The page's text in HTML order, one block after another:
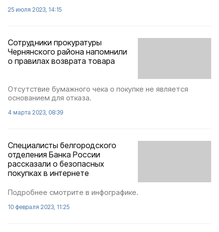
25 июля 2023, 14:15
Сотрудники прокуратуры
Чернянского района напомнили
о правилах возврата товара
Отсутствие бумажного чека о покупке не является
основанием для отказа.
4 марта 2023, 08:39
Специалисты белгородского
отделения Банка России
рассказали о безопасных
покупках в интернете
Подробнее смотрите в инфографике.
10 февраля 2023, 11:25